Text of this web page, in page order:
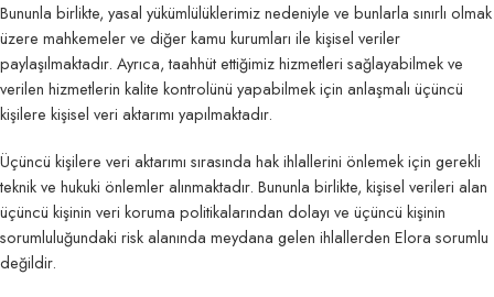
Bununla birlikte, yasal yükümlülüklerimiz nedeniyle ve bunlarla sınırlı olmak
üzere mahkemeler ve diğer kamu kurumları ile kişisel veriler
paylaşılmaktadır. Ayrıca, taahhüt ettiğimiz hizmetleri sağlayabilmek ve
verilen hizmetlerin kalite kontrolünü yapabilmek için anlaşmalı üçüncü
kişilere kişisel veri aktarımı yapılmaktadır.
Üçüncü kişilere veri aktarımı sırasında hak ihlallerini önlemek için gerekli
teknik ve hukuki önlemler alınmaktadır. Bununla birlikte, kişisel verileri alan
üçüncü kişinin veri koruma politikalarından dolayı ve üçüncü kişinin
sorumluluğundaki risk alanında meydana gelen ihlallerden Elora sorumlu
değildir.